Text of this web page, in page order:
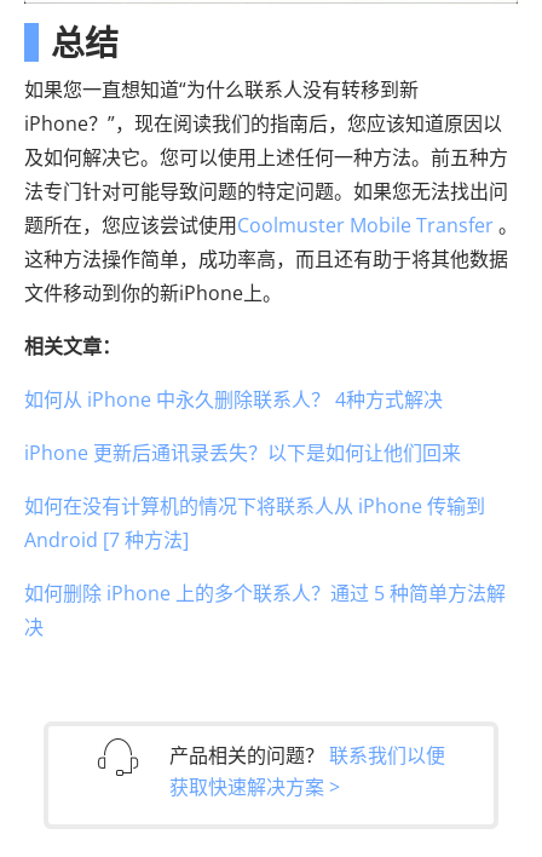
总结
如果您一直想知道“为什么联系人没有转移到新
iPhone？”，现在阅读我们的指南后，您应该知道原因以
及如何解决它。您可以使用上述任何一种方法。前五种方
法专门针对可能导致问题的特定问题。如果您无法找出问
题所在，您应该尝试使用Coolmuster Mobile Transfer。
这种方法操作简单，成功率高，而且还有助于将其他数据
文件移动到你的新iPhone上。
相关文章：
如何从 iPhone 中永久删除联系人？ 4种方式解决
iPhone 更新后通讯录丢失？以下是如何让他们回来
如何在没有计算机的情况下将联系人从 iPhone 传输到
Android [7 种方法]
如何删除 iPhone 上的多个联系人？通过 5 种简单方法解
决
产品相关的问题？ 联系我们以便
获取快速解决方案 >